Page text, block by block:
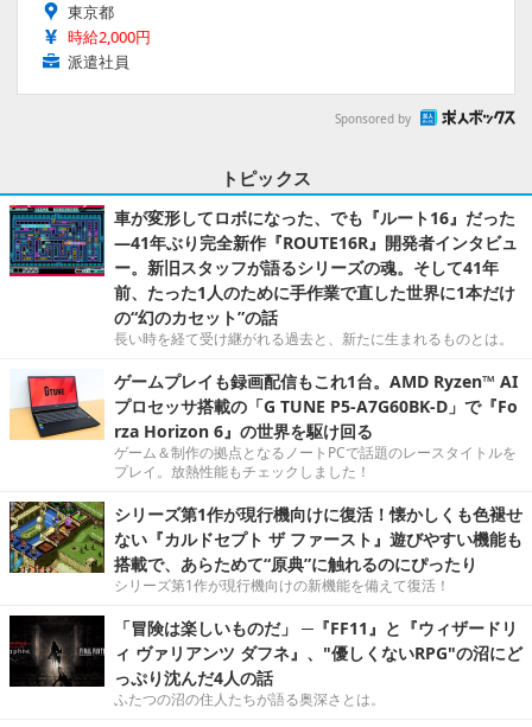
東京都
時給2,000円
派遣社員
Sponsored by
トピックス
車が変形してロボになった、でも『ルート16』だった
―41年ぶり完全新作『ROUTE16R』開発者インタビュ
ー。新旧スタッフが語るシリーズの魂。そして41年
前、たった1人のために手作業で直した世界に1本だけ
の“幻のカセット”の話
長い時を経て受け継がれる過去と、新たに生まれるものとは。
ゲームプレイも録画配信もこれ1台。AMD Ryzen™ AI
プロセッサ搭載の「G TUNE P5-A7G60BK-D」で『Fo
rza Horizon 6』の世界を駆け回る
ゲーム＆制作の拠点となるノートPCで話題のレースタイトルを
プレイ。放熱性能もチェックしました！
シリーズ第1作が現行機向けに復活！懐かしくも色褪せ
ない『カルドセプト ザ ファースト』遊びやすい機能も
搭載で、あらためて“原典”に触れるのにぴったり
シリーズ第1作が現行機向けの新機能を備えて復活！
「冒険は楽しいものだ」 ─『FF11』と『ウィザードリ
ィ ヴァリアンツ ダフネ』、"優しくないRPG"の沼にど
っぷり沈んだ4人の話
ふたつの沼の住人たちが語る奥深さとは。